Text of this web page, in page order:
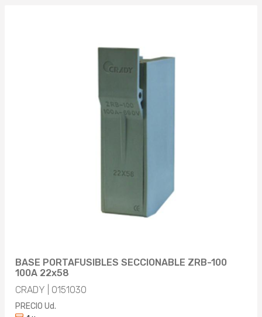
BASE PORTAFUSIBLES SECCIONABLE ZRB-100
100A 22x58
CRADY | 0151030
PRECIO Ud.